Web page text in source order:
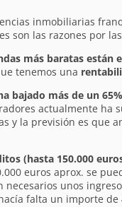
inmobiliarias
son las razones por
más baratas están
tenemos una
bajado más de un
actualmente ha
y la previsión es que
(hasta 150.000
euros aprox. se
unos
falta un importe de